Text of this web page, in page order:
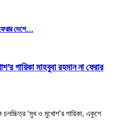
দেশে…
গায়িকা মাহবুবা রহমান না ফেরার
চলচ্চিত্র ‌‘মুখ ও মুখোশ’র গায়িকা, একুশে